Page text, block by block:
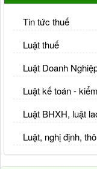
Tin tức thuế
Luật thuế
Luật Doanh
Luật kế toán -
Luật BHXH, luật
Luật, nghị định,